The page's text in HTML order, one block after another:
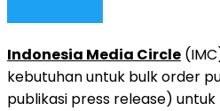
Indonesia Media Circle
kebutuhan untuk bulk order
publikasi press release)